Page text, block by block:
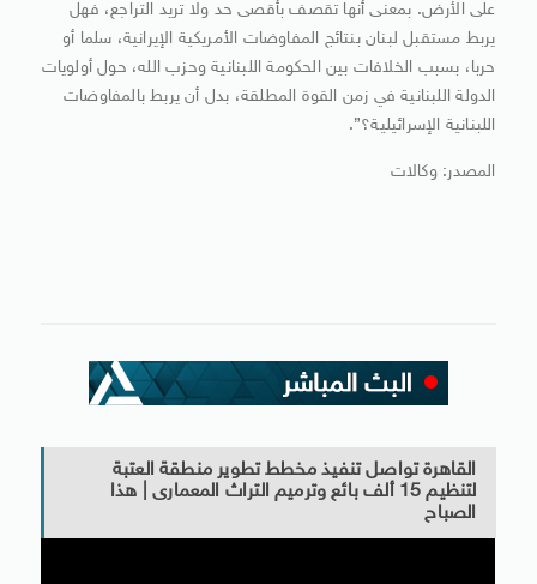
على الأرض. بمعنى أنها تقصف بأقصى حد ولا تريد التراجع، فهل
يربط مستقبل لبنان بنتائج المفاوضات الأمريكية الإيرانية، سلما أو
حربا، بسبب الخلافات بين الحكومة اللبنانية وحزب الله، حول أولويات
الدولة اللبنانية في زمن القوة المطلقة، بدل أن يربط بالمفاوضات
اللبنانية الإسرائيلية؟”.
المصدر: وكالات
القاهرة تواصل تنفيذ مخطط تطوير منطقة العتبة
لتنظيم 15 ألف بائع وترميم التراث المعمارى | هذا
الصباح